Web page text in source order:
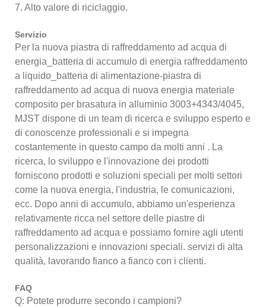
7. Alto valore di riciclaggio.
Servizio
Per la nuova piastra di raffreddamento ad acqua di
energia_batteria di accumulo di energia raffreddamento
a liquido_batteria di alimentazione-piastra di
raffreddamento ad acqua di nuova energia materiale
composito per brasatura in alluminio 3003+4343/4045,
MJST dispone di un team di ricerca e sviluppo esperto e
di conoscenze professionali e si impegna
costantemente in questo campo da molti anni . La
ricerca, lo sviluppo e l'innovazione dei prodotti
forniscono prodotti e soluzioni speciali per molti settori
come la nuova energia, l'industria, le comunicazioni,
ecc. Dopo anni di accumulo, abbiamo un'esperienza
relativamente ricca nel settore delle piastre di
raffreddamento ad acqua e possiamo fornire agli utenti
personalizzazioni e innovazioni speciali. servizi di alta
qualità, lavorando fianco a fianco con i clienti.
FAQ
Q: Potete produrre secondo i campioni?